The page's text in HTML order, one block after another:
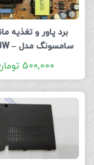
برد پاور و تغذیه
IP-35155A
500,000